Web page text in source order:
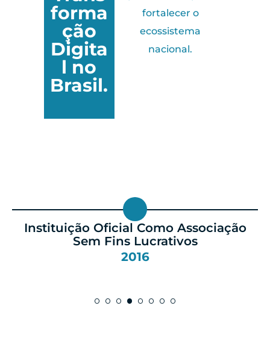
forma
ção
Digita
l no
Brasil.
fortalecer o
ecossistema
nacional.
Instituição Oficial Como Associação
Sem Fins Lucrativos
2016